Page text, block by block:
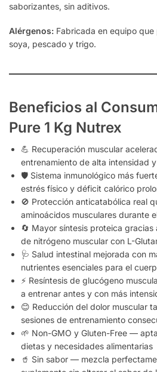
saborizantes, sin aditivos.
Alérgenos: Fabricada en equipo
soya, pescado y trigo.
Beneficios al
Pure 1 Kg Nutrex
💪 Recuperación muscular
entrenamiento de alta intensidad
🛡️ Sistema inmunológico más
estrés físico y déficit calórico
🚫 Protección anticatabólica real
aminoácidos musculares durante
🔄 Mayor síntesis proteica
de nitrógeno muscular con L-
🩺 Salud intestinal mejorada con
nutrientes esenciales para el
⚡ Resíntesis de glucógeno
a entrenar antes y con más
😊 Reducción del dolor muscular
sesiones de entrenamiento
🌱 Non-GMO y Gluten-Free —
dietas y necesidades alimentarias
🥤 Sin sabor — mezcla